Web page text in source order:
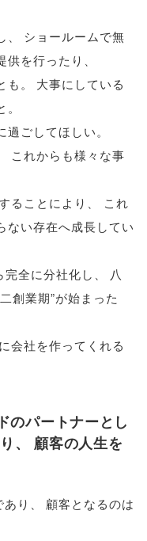
、
ショールームで無
供を行ったり 、
も。
大事にしている
。
過ごしてほしい。
これからも様々な事
ることにより 、
これ
ない存在へ成長してい
全に分社化し 、
八
創業期”が始まった
会社を作ってくれる
のパートナーとし
、
顧客の人生を
り
顧客となるのは